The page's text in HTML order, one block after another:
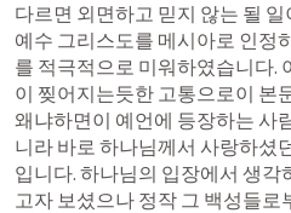
다르면 외면하고 믿지 않는 될
예수 그리스도를 메시아로 인정
를 적극적으로 미워하였습니다.
이 찢어지는듯한 고통으로이 본
왜냐하면이 예언에 등장하는 사
니라 바로 하나님께서 사랑하셨
입니다. 하나님의 입장에서 생
고자 보셨으나 정작 그 백성들로